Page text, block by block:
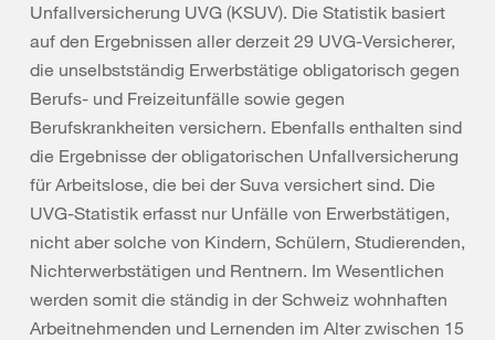
Unfallversicherung UVG (KSUV). Die Statistik basiert
auf den Ergebnissen aller derzeit 29 UVG-Versicherer,
die unselbstständig Erwerbstätige obligatorisch gegen
Berufs- und Freizeitunfälle sowie gegen
Berufskrankheiten versichern. Ebenfalls enthalten sind
die Ergebnisse der obligatorischen Unfallversicherung
für Arbeitslose, die bei der Suva versichert sind. Die
UVG-Statistik erfasst nur Unfälle von Erwerbstätigen,
nicht aber solche von Kindern, Schülern, Studierenden,
Nichterwerbstätigen und Rentnern. Im Wesentlichen
werden somit die ständig in der Schweiz wohnhaften
Arbeitnehmenden und Lernenden im Alter zwischen 15